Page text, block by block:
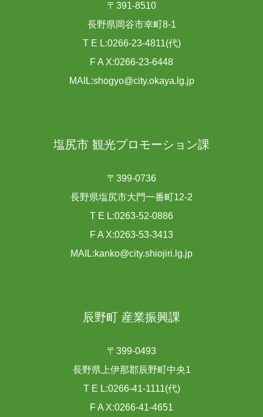
〒391-8510
長野県岡谷市幸町8-1
T E L:0266-23-4811(代)
F A X:0266-23-6448
MAIL:shogyo@city.okaya.lg.jp
塩尻市 観光プロモーション課
〒399-0736
長野県塩尻市大門一番町12-2
T E L:0263-52-0886
F A X:0263-53-3413
MAIL:kanko@city.shiojiri.lg.jp
辰野町 産業振興課
〒399-0493
長野県上伊那郡辰野町中央1
T E L:0266-41-1111(代)
F A X:0266-41-4651